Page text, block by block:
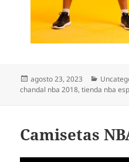
Publicado
el
agosto 23, 2023
chandal nba 2018,tienda nba
Camisetas